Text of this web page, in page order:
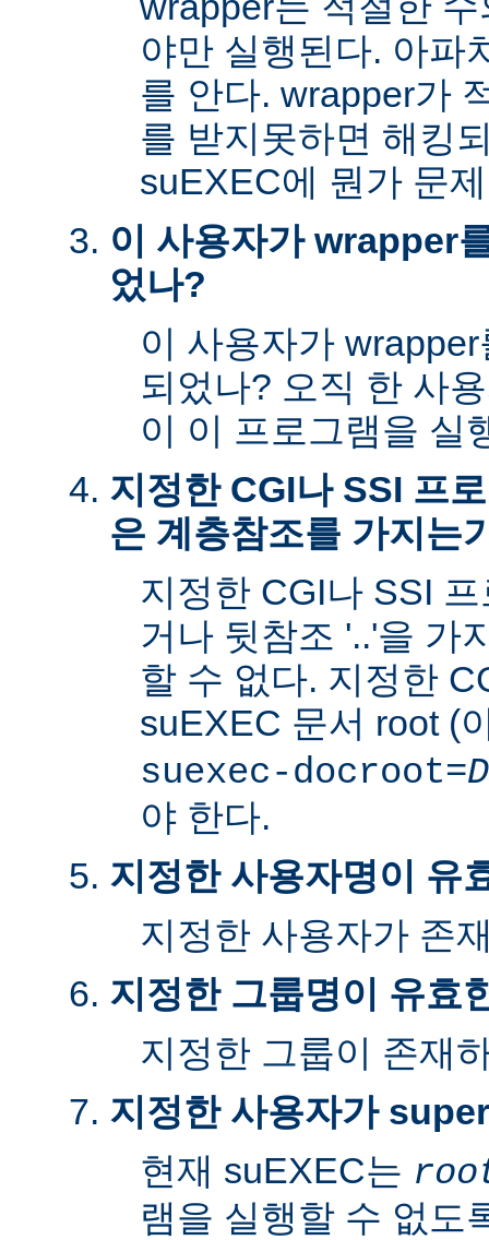
야만 실행된다. 아파
를 안다. wrapper가
를 받지못하면 해킹
suEXEC에 뭔가 문
이 사용자가 wrapper
었나?
이 사용자가
되었나? 오직 한 사
이 이 프로그램을 실
지정한 CGI나 SSI 프
은 계층참조를 가지는
지정한 CGI나 SSI
거나 뒷참조 '..'을 가
할 수 없다. 지정한
suEXEC 문서 root (
suexec-docroot=
야 한다.
지정한 사용자명이 유
지정한 사용자가 존
지정한 그룹명이 유효
지정한 그룹이 존재
지정한 사용자가
현재 suEXEC는
램을 실행할 수 없도